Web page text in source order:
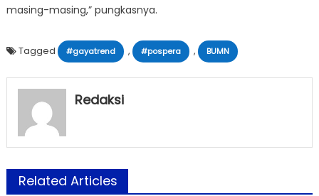
masing-masing,” pungkasnya.
Tagged #gayatrend , #pospera , BUMN
Redaksi
Related Articles